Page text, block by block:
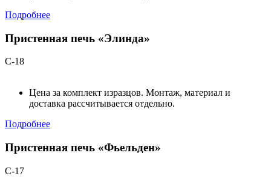
Подробнее
Пристенная печь «Элинда»
С-18
Цена за комплект изразцов. Монтаж, материал и
доставка рассчитывается отдельно.
Подробнее
Пристенная печь «Фьельден»
С-17